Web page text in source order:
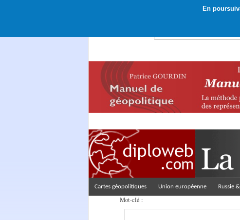
En
Cartes géopolitiques Union européenne Russie &
Mot-clé :